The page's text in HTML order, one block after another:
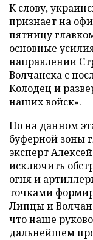
К слову,
признает на
пятницу
основные
направлении
Волчанска с
Колодец и
наших войск».
Но на данном
буферной зоны
эксперт
исключить
огня и
точками
Липцы и
что наше
дальнейшем